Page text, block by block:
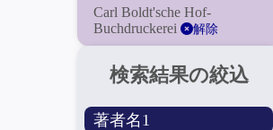
Carl Boldt'sche Hof-
Buchdruckerei
解除
検索結果の絞込
著者名1